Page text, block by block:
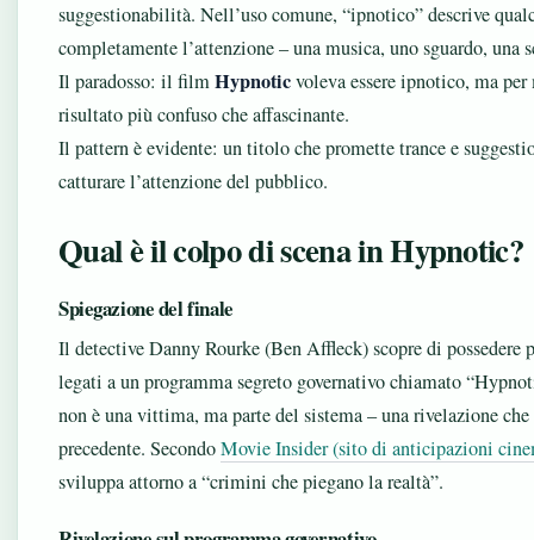
suggestionabilità. Nell’uso comune, “ipnotico” descrive
completamente l’attenzione – una musica, uno sguardo, una
Il paradosso: il filmHypnoticvoleva essere ipnotico, ma
risultato più confuso che affascinante.
Il pattern è evidente: un titolo che promette trance e
catturare l’attenzione del pubblico.
Qual è il colpo di scena in Hypnotic?
Spiegazione del finale
Il detective Danny Rourke (Ben Affleck) scopre di
legati a un programma segreto governativo chiamato
non è una vittima, ma parte del sistema – una rivelazione
precedente. SecondoMovie Insider (sito di anticipazioni
sviluppa attorno a “crimini che piegano la realtà”.